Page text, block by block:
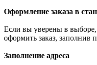
Оформление заказа в
Если вы уверены в выборе,
оформить заказ, заполнив
Заполнение адреса